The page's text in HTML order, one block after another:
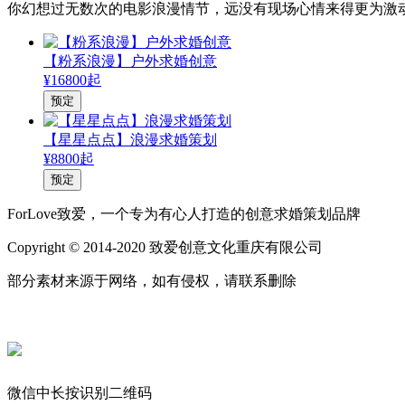
你幻想过无数次的电影浪漫情节，远没有现场心情来得更为激
【粉系浪漫】户外求婚创意
¥16800起
预定
【星星点点】浪漫求婚策划
¥8800起
预定
ForLove致爱，一个专为有心人打造的创意求婚策划品牌
Copyright © 2014-2020 致爱创意文化重庆有限公司
部分素材来源于网络，如有侵权，请联系删除
微信中长按识别二维码